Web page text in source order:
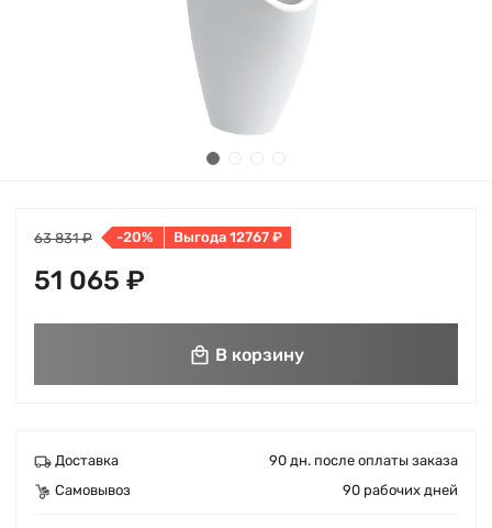
63 831 ₽ -20% Выгода 12767 ₽
51 065 ₽
В корзину
Доставка
90 дн. после оплаты заказа
Самовывоз
90 рабочих дней